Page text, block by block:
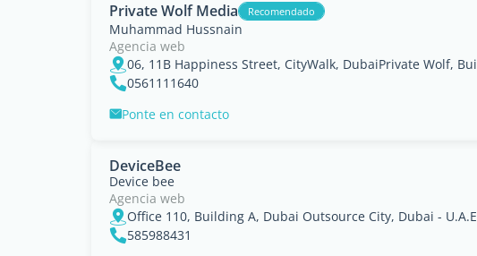
Private Wolf Media Recomendado
Muhammad Hussnain
Agencia web
0561111640
Ponte en contacto
DeviceBee
Device bee
Agencia web
Office 110, Building A, Dubai Outsource City, Dubai - U.A.E
585988431